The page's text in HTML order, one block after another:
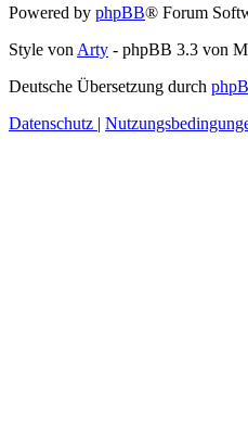
Powered by phpBB® Forum
Style von Arty - phpBB 3.3 von
Deutsche Übersetzung durch
Datenschutz |